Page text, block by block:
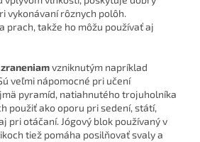
vykonávaní rôznych polôh.
prach, takže ho môžu používať aj
vzniknutým napríklad
veľmi nápomocné pri učení
pyramíd, natiahnutého trojuholníka
použiť ako oporu pri sedení, státí,
pri otáčaní. Jógový blok používaný v
tiež pomáha posilňovať svaly a